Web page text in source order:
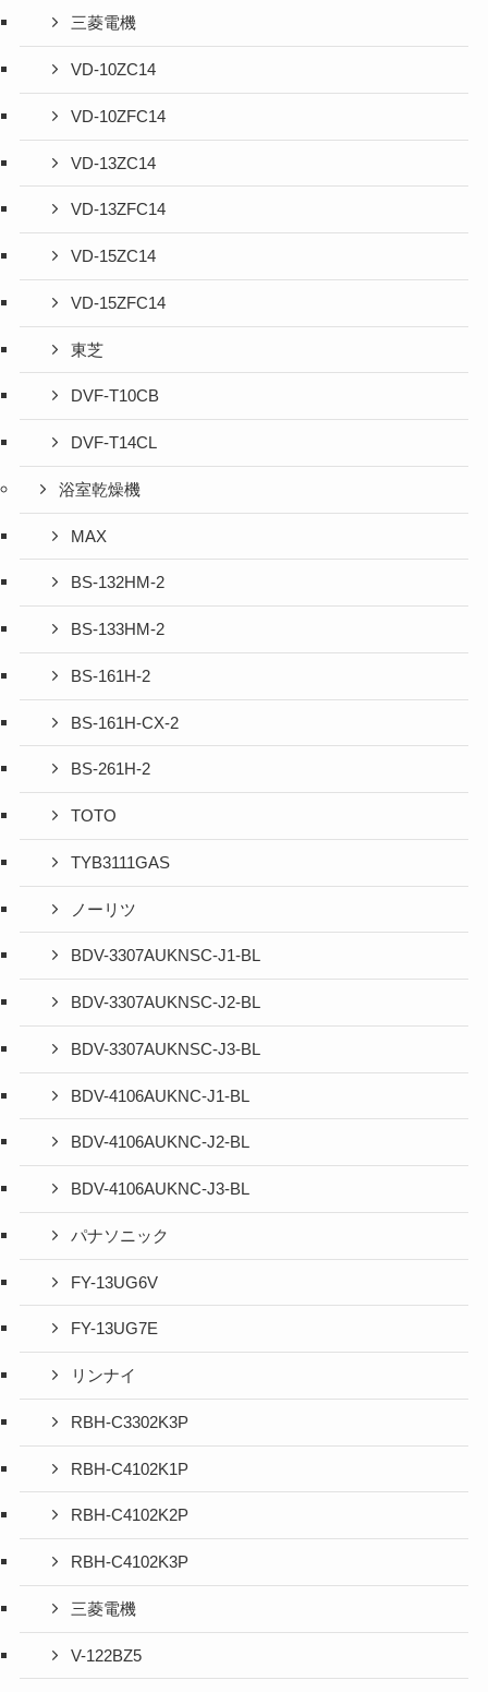
三菱電機
VD-10ZC14
VD-10ZFC14
VD-13ZC14
VD-13ZFC14
VD-15ZC14
VD-15ZFC14
東芝
DVF-T10CB
DVF-T14CL
浴室乾燥機
MAX
BS-132HM-2
BS-133HM-2
BS-161H-2
BS-161H-CX-2
BS-261H-2
TOTO
TYB3111GAS
ノーリツ
BDV-3307AUKNSC-J1-BL
BDV-3307AUKNSC-J2-BL
BDV-3307AUKNSC-J3-BL
BDV-4106AUKNC-J1-BL
BDV-4106AUKNC-J2-BL
BDV-4106AUKNC-J3-BL
パナソニック
FY-13UG6V
FY-13UG7E
リンナイ
RBH-C3302K3P
RBH-C4102K1P
RBH-C4102K2P
RBH-C4102K3P
三菱電機
V-122BZ5